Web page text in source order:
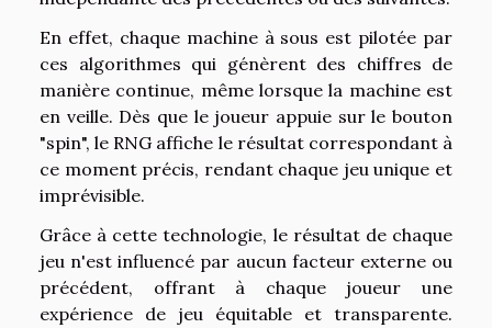
En effet, chaque machine à sous est pilotée par
ces algorithmes qui génèrent des chiffres de
manière continue, même lorsque la machine est
en veille. Dès que le joueur appuie sur le bouton
"spin", le RNG affiche le résultat correspondant à
ce moment précis, rendant chaque jeu unique et
imprévisible.
Grâce à cette technologie, le résultat de chaque
jeu n'est influencé par aucun facteur externe ou
précédent, offrant à chaque joueur une
expérience de jeu équitable et transparente.